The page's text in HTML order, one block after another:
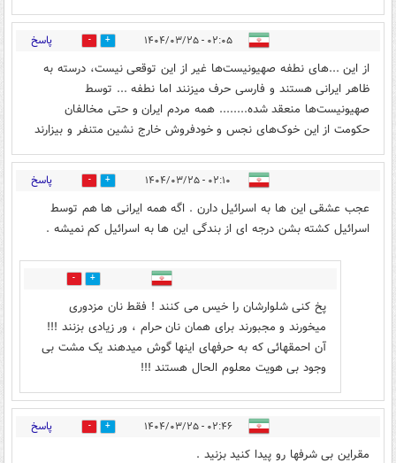
۰۲:۰۵ - ۱۴۰۴/۰۳/۲۵ 3 پاسخ
از این ...های نطفه صهیونیست‌ها غیر از این توقعی نیست، درسته به
ظاهر ایرانی هستند و فارسی حرف میزنند اما نطفه ... توسط
صهیونیست‌ها منعقد شده........ همه مردم ایران و حتی مخالفان
حکومت از این خوک‌های نجس و خودفروش خارج نشین متنفر و بیزارند
۰۲:۱۰ - ۱۴۰۴/۰۳/۲۵ 4 پاسخ
عجب عشقی این ها به اسرائیل دارن . اگه همه ایرانی ها هم توسط
اسرائیل کشته بشن درجه ای از بندگی این ها به اسرائیل کم نمیشه .
0
پخ کنی شلوارشان را خیس می کنند ! فقط نان مزدوری
میخورند و مجبورند برای همان نان حرام ، ور زیادی بزنند !!!
آن احمقهائی که به حرفهای اینها گوش میدهند یک مشت بی
وجود بی هویت معلوم الحال هستند !!!
۰۲:۴۶ - ۱۴۰۴/۰۳/۲۵ 4 پاسخ
مقراین بی شرفها رو پیدا کنید بزنید .